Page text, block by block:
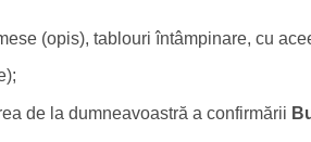
(opis), tablouri întâmpinare, cu
de la dumneavoastră a confirmării